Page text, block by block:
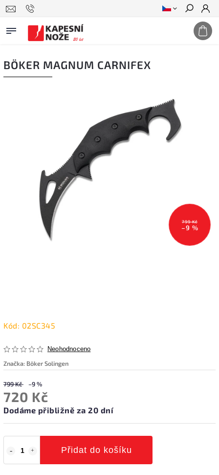
Hledat
BÖKER MAGNUM CARNIFEX
799 Kč
–9 %
Kód: 02SC345
Neohodnoceno
Značka: Böker Solingen
799 Kč –9 %
720 Kč
Dodáme přibližně za 20 dní
Přidat do košíku